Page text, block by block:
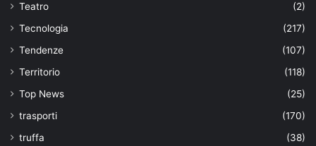
Teatro
(2)
Tecnologia
(217)
Tendenze
(107)
Territorio
(118)
Top News
(25)
trasporti
(170)
truffa
(38)